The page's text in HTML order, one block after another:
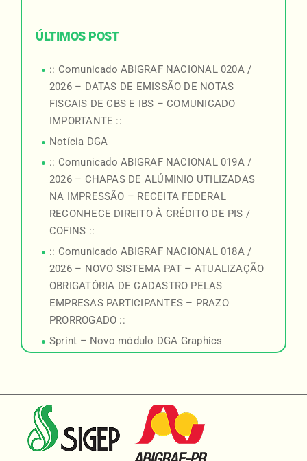
ÚLTIMOS POST
:: Comunicado ABIGRAF NACIONAL 020A /
2026 – DATAS DE EMISSÃO DE NOTAS
FISCAIS DE CBS E IBS – COMUNICADO
IMPORTANTE ::
Notícia DGA
:: Comunicado ABIGRAF NACIONAL 019A /
2026 – CHAPAS DE ALÚMINIO UTILIZADAS
NA IMPRESSÃO – RECEITA FEDERAL
RECONHECE DIREITO À CRÉDITO DE PIS /
COFINS ::
:: Comunicado ABIGRAF NACIONAL 018A /
2026 – NOVO SISTEMA PAT – ATUALIZAÇÃO
OBRIGATÓRIA DE CADASTRO PELAS
EMPRESAS PARTICIPANTES – PRAZO
PRORROGADO ::
Sprint – Novo módulo DGA Graphics